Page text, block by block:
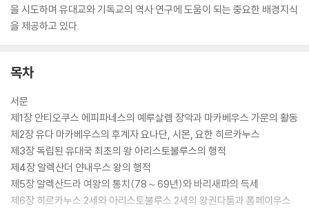
을 시도하며 유대교와 기독교의 역사 연구에 도움이 되는 중요한 배경지식
을 제공하고 있다.
목차
서문
제1장 안티오쿠스 에피파네스의 예루살렘 장악과 마카베우스 가문의 활동
제2장 유다 마카베우스의 후계자 요나단, 시몬, 요한 히르카누스
제3장 독립된 유대국 최초의 왕 아리스토불루스의 행적
제4장 알렉산더 얀내우스 왕의 행적
제5장 알렉산드라 여왕의 통치(78～69년)와 바리새파의 득세
제6장 히르카누스 2세와 아리스토불루스 2세의 왕권다툼과 폼페이우스